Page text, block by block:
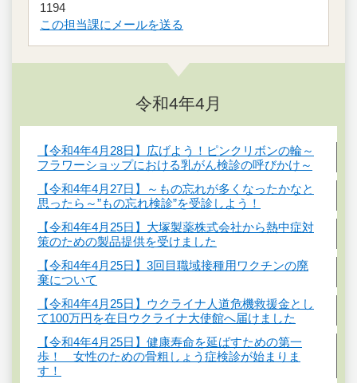
1194
この担当課にメールを送る
令和4年4月
【令和4年4月28日】広げよう！ピンクリボンの輪～
フラワーショップにおける乳がん検診の呼びかけ～
【令和4年4月27日】～もの忘れが多くなったかなと
思ったら～”もの忘れ検診”を受診しよう！
【令和4年4月25日】大塚製薬株式会社から熱中症対
策のための製品提供を受けました
【令和4年4月25日】3回目職域接種用ワクチンの廃
棄について
【令和4年4月25日】ウクライナ人道危機救援金とし
て100万円を在日ウクライナ大使館へ届けました
【令和4年4月25日】健康寿命を延ばすための第一
歩！ 女性のための骨粗しょう症検診が始まりま
す！